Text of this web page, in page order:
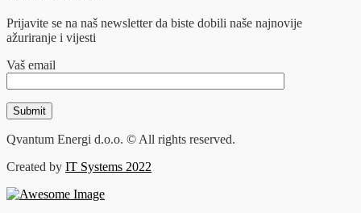
Prijavite se na naš newsletter da biste dobili naše najnovije
ažuriranje i vijesti
Vaš email
Qvantum Energi d.o.o. © All rights reserved.
Created by IT Systems 2022